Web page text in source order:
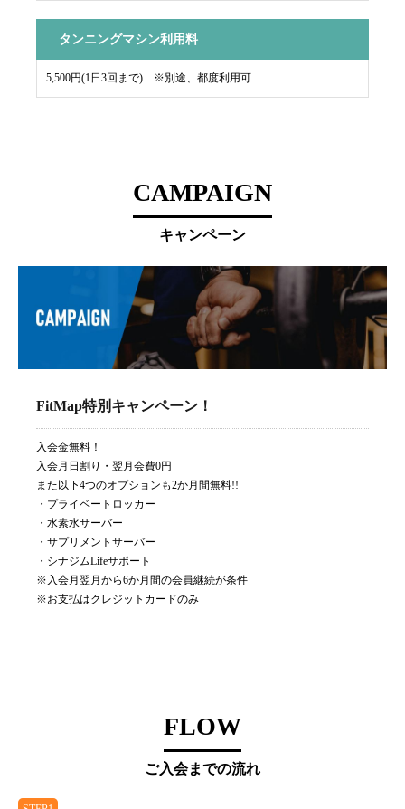
タンニングマシン利用料
5,500円(1日3回まで) ※別途、都度利用可
CAMPAIGN
キャンペーン
FitMap特別キャンペーン！
入会金無料！
入会月日割り・翌月会費0円
また以下4つのオプションも2か月間無料!!
・プライベートロッカー
・水素水サーバー
・サプリメントサーバー
・シナジムLifeサポート
※入会月翌月から6か月間の会員継続が条件
※お支払はクレジットカードのみ
FLOW
ご入会までの流れ